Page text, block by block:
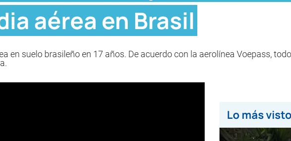
aérea en Brasil
en suelo brasileño en 17 años. De acuerdo con la aerolínea Voepass,
Lo más visto